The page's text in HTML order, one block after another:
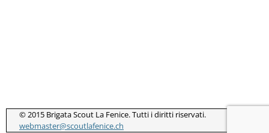
© 2015 Brigata Scout La Fenice. Tutti i diritti riservati.
webmaster@scoutlafenice.ch